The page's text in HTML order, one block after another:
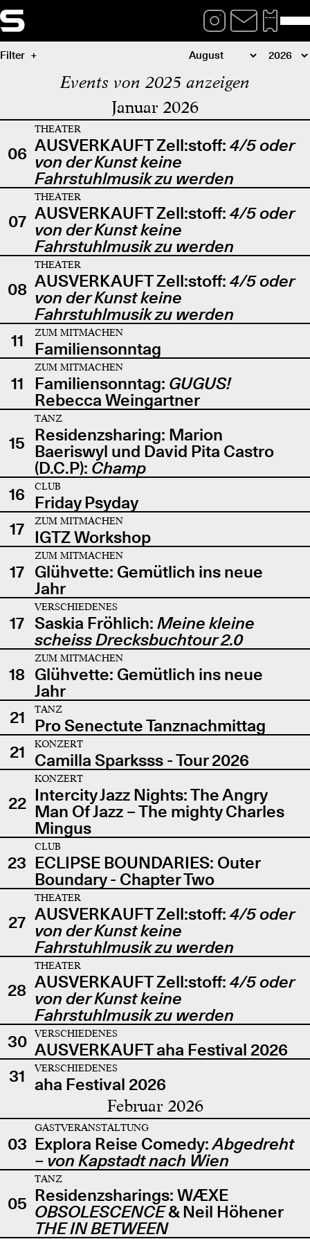
Filter
Events von 2025 anzeigen
Januar 2026
06
THEATER
AUSVERKAUFT Zell:stoff: 4/5 oder
von der Kunst keine
Fahrstuhlmusik zu werden
07
THEATER
AUSVERKAUFT Zell:stoff: 4/5 oder
von der Kunst keine
Fahrstuhlmusik zu werden
08
THEATER
AUSVERKAUFT Zell:stoff: 4/5 oder
von der Kunst keine
Fahrstuhlmusik zu werden
11
ZUM MITMACHEN
Familiensonntag
11
ZUM MITMACHEN
Familiensonntag: GUGUS!
Rebecca Weingartner
15
TANZ
Residenzsharing: Marion
Baeriswyl und David Pita Castro
(D.C.P): Champ
16
CLUB
Friday Psyday
17
ZUM MITMACHEN
IGTZ Workshop
17
ZUM MITMACHEN
Glühvette: Gemütlich ins neue
Jahr
17
VERSCHIEDENES
Saskia Fröhlich: Meine kleine
scheiss Drecksbuchtour 2.0
18
ZUM MITMACHEN
Glühvette: Gemütlich ins neue
Jahr
21
TANZ
Pro Senectute Tanznachmittag
21
KONZERT
Camilla Sparksss - Tour 2026
22
KONZERT
Intercity Jazz Nights: The Angry
Man Of Jazz – The mighty Charles
Mingus
23
CLUB
ECLIPSE BOUNDARIES: Outer
Boundary - Chapter Two
27
THEATER
AUSVERKAUFT Zell:stoff: 4/5 oder
von der Kunst keine
Fahrstuhlmusik zu werden
28
THEATER
AUSVERKAUFT Zell:stoff: 4/5 oder
von der Kunst keine
Fahrstuhlmusik zu werden
30
VERSCHIEDENES
AUSVERKAUFT aha Festival 2026
31
VERSCHIEDENES
aha Festival 2026
Februar 2026
03
GASTVERANSTALTUNG
Explora Reise Comedy:Abgedreht
– von Kapstadt nach Wien
05
TANZ
Residenzsharings: WÆXE
OBSOLESCENCE& Neil Höhener
THE IN BETWEEN